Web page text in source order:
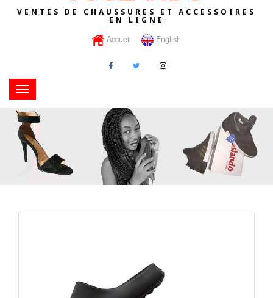
VENTES DE CHAUSSURES ET ACCESSOIRES
EN LIGNE
Accueil English
Toggle
navigation